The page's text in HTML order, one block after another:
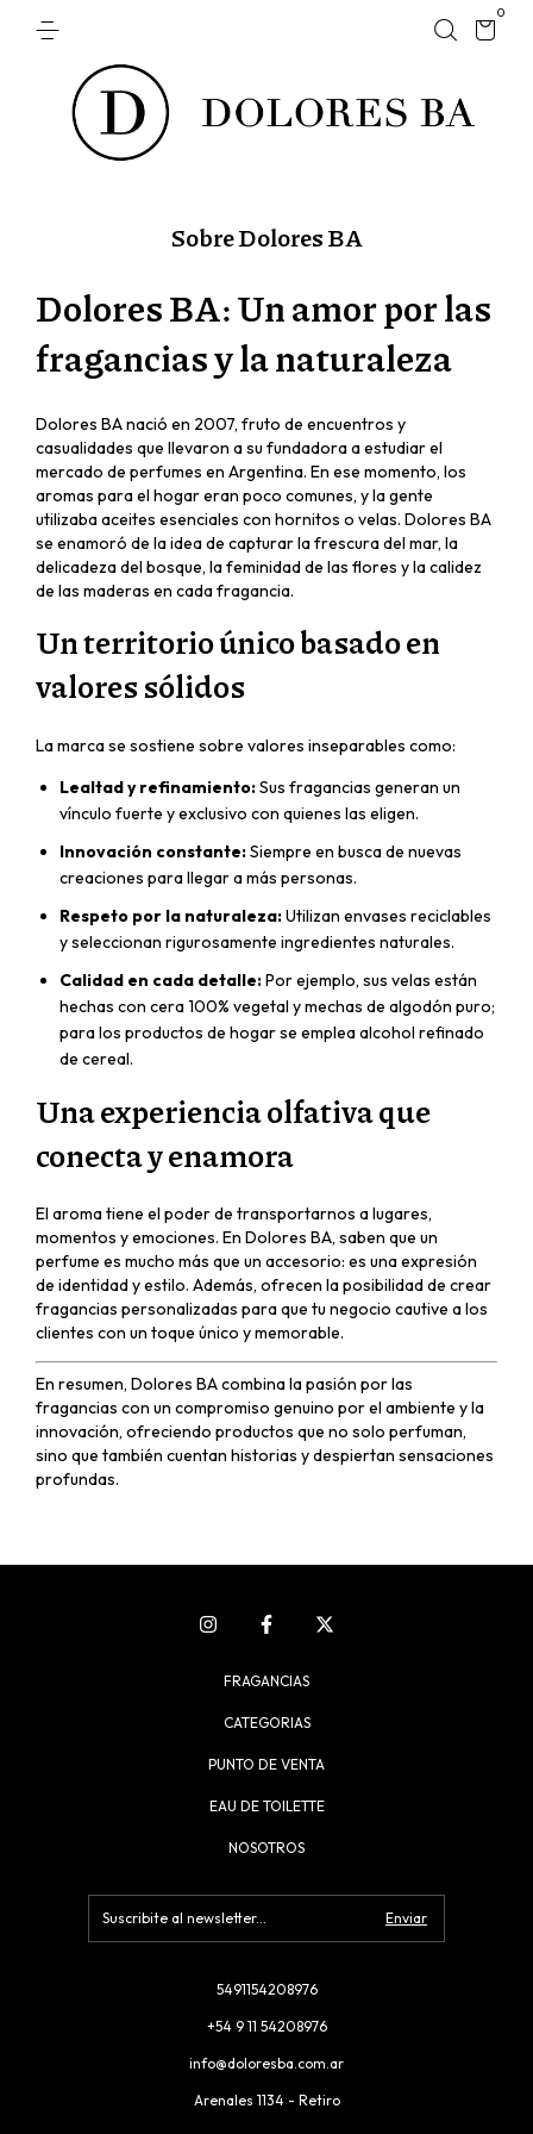
0
Sobre Dolores BA
Dolores BA: Un amor por las
fragancias y la naturaleza
Dolores BA nació en 2007, fruto de encuentros y
casualidades que llevaron a su fundadora a estudiar el
mercado de perfumes en Argentina. En ese momento, los
aromas para el hogar eran poco comunes, y la gente
utilizaba aceites esenciales con hornitos o velas. Dolores BA
se enamoró de la idea de capturar la frescura del mar, la
delicadeza del bosque, la feminidad de las flores y la calidez
de las maderas en cada fragancia.
Un territorio único basado en
valores sólidos
La marca se sostiene sobre valores inseparables como:
Lealtad y refinamiento:Sus fragancias generan un
vínculo fuerte y exclusivo con quienes las eligen.
Innovación constante:Siempre en busca de nuevas
creaciones para llegar a más personas.
Respeto por la naturaleza:Utilizan envases reciclables
y seleccionan rigurosamente ingredientes naturales.
Calidad en cada detalle:Por ejemplo, sus velas están
hechas con cera 100% vegetal y mechas de algodón puro;
para los productos de hogar se emplea alcohol refinado
de cereal.
Una experiencia olfativa que
conecta y enamora
El aroma tiene el poder de transportarnos a lugares,
momentos y emociones. En Dolores BA, saben que un
perfume es mucho más que un accesorio: es una expresión
de identidad y estilo. Además, ofrecen la posibilidad de crear
fragancias personalizadas para que tu negocio cautive a los
clientes con un toque único y memorable.
En resumen, Dolores BA combina la pasión por las
fragancias con un compromiso genuino por el ambiente y la
innovación, ofreciendo productos que no solo perfuman,
sino que también cuentan historias y despiertan sensaciones
profundas.
FRAGANCIAS
CATEGORIAS
PUNTO DE VENTA
EAU DE TOILETTE
NOSOTROS
5491154208976
+54 9 11 54208976
info@doloresba.com.ar
Arenales 1134 - Retiro